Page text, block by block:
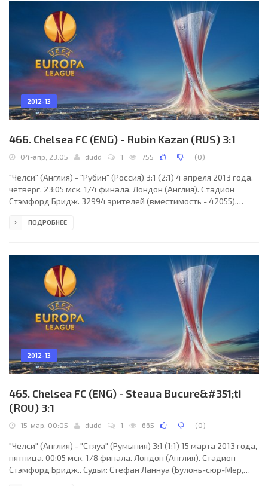
(к), Эммануэль Адебайор, Гарет Бейл, Вильям Галлас, Льюис
Хольтби (Клинт Демпси, 63), Кайл Ноутон,
2012-13
466. Chelsea FC (ENG) - Rubin Kazan (RUS) 3:1
04-апр, 23:05 dudd 1 755 (0)
"Челси" (Англия) - "Рубин" (Россия) 3:1 (2:1) 4 апреля 2013 года,
четверг. 23:05 мск. 1/4 финала. Лондон (Англия). Стадион
Стэмфорд Бридж. 32994 зрителей (вместимость - 42055).
Либераторе, Джанлука Карьолато (оба - Италия). Резервный:
(Оскар, 78), Виктор Моузес (Эден Азар, 65), Джон Терри (к),
Сесар Аспиликуэта, Йосси Бенаюн
ПОДРОБНЕЕ
2012-13
465. Chelsea FC (ENG) - Steaua Bucure&#351;ti
(ROU) 3:1
15-мар, 00:05 dudd 1 665 (0)
"Челси" (Англия) - "Стяуа" (Румыния) 3:1 (1:1) 15 марта 2013 года,
пятница. 00:05 мск. 1/8 финала. Лондон (Англия). Стадион
Стэмфорд Бридж.. Судьи: Стефан Ланнуа (Булонь-сюр-Мер,